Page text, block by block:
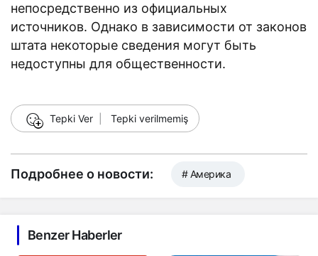
непосредственно из официальных
источников. Однако в зависимости от законов
штата некоторые сведения могут быть
недоступны для общественности.
☺ Tepki Ver Tepki verilmemiş
Подробнее о новости: # Америка
Benzer Haberler